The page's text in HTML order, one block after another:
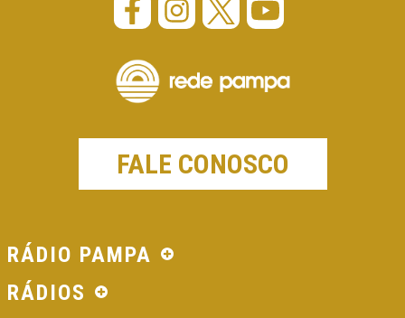
FALE CONOSCO
RÁDIO PAMPA
RÁDIOS